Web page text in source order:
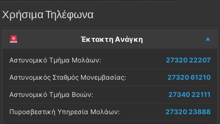
Χρήσιμα Τηλέφωνα
Έκτακτη Ανάγκη
Αστυνομικό Τμήμα Μολάων: 27320 22207
Αστυνομικός Σταθμός Μονεμβασίας: 27320 61210
Αστυνομικό Τμήμα Βοιών: 27340 22111
Πυροσβεστική Υπηρεσία Μολάων: 27320 23888